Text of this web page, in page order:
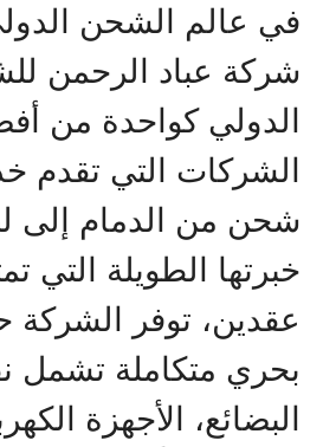
في عالم الشحن
شركة عباد الرحمن
الدولي كواحدة من
الشركات التي تقدم
شحن من الدمام إلى
خبرتها الطويلة التي
عقدين، توفر
بحري متكاملة تشمل
البضائع، الأجهزة